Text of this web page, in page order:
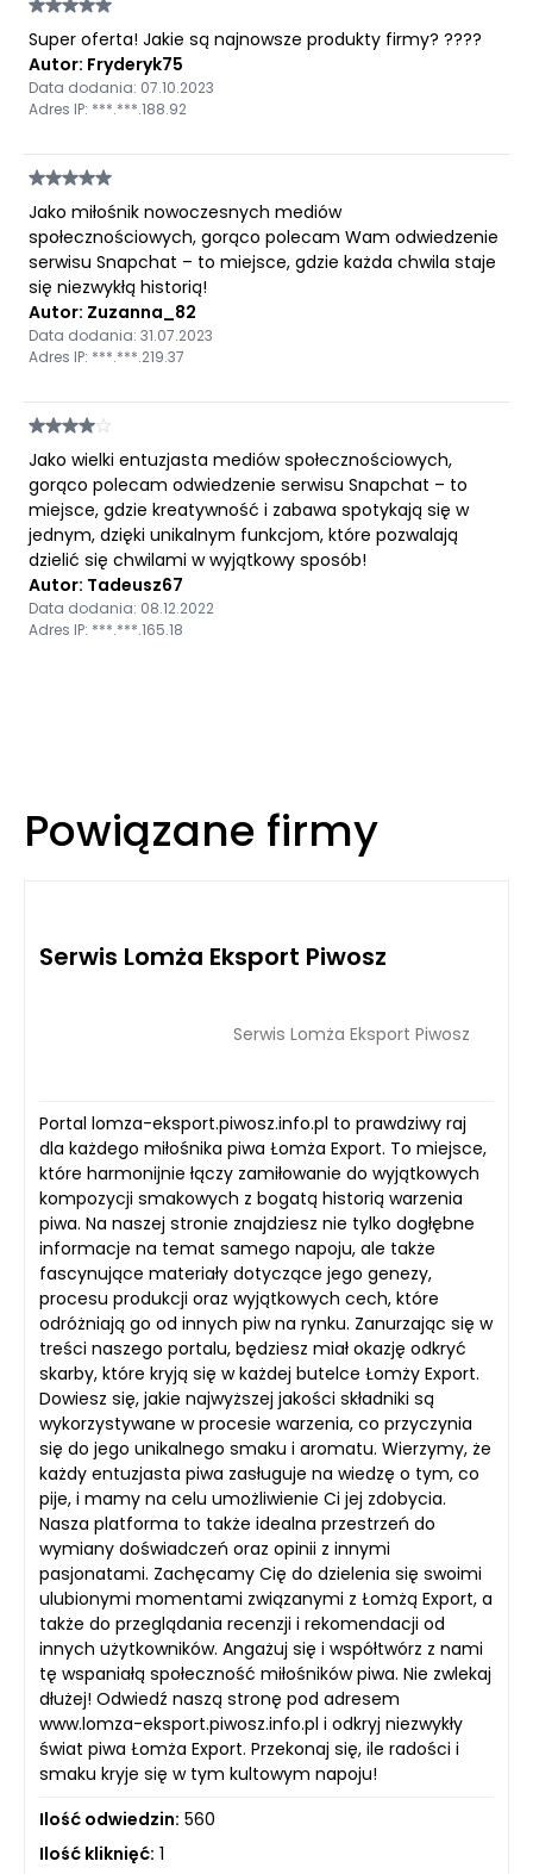
Super oferta! Jakie są najnowsze produkty firmy? ????
Autor: Fryderyk75
Data dodania: 07.10.2023
Adres IP: ***.***.188.92
Jako miłośnik nowoczesnych mediów
społecznościowych, gorąco polecam Wam odwiedzenie
serwisu Snapchat – to miejsce, gdzie każda chwila staje
się niezwykłą historią!
Autor: Zuzanna_82
Data dodania: 31.07.2023
Adres IP: ***.***.219.37
Jako wielki entuzjasta mediów społecznościowych,
gorąco polecam odwiedzenie serwisu Snapchat – to
miejsce, gdzie kreatywność i zabawa spotykają się w
jednym, dzięki unikalnym funkcjom, które pozwalają
dzielić się chwilami w wyjątkowy sposób!
Autor: Tadeusz67
Data dodania: 08.12.2022
Adres IP: ***.***.165.18
Powiązane firmy
Serwis Lomża Eksport Piwosz
Serwis Lomża Eksport Piwosz
Portal lomza-eksport.piwosz.info.pl to prawdziwy raj
dla każdego miłośnika piwa Łomża Export. To miejsce,
które harmonijnie łączy zamiłowanie do wyjątkowych
kompozycji smakowych z bogatą historią warzenia
piwa. Na naszej stronie znajdziesz nie tylko dogłębne
informacje na temat samego napoju, ale także
fascynujące materiały dotyczące jego genezy,
procesu produkcji oraz wyjątkowych cech, które
odróżniają go od innych piw na rynku. Zanurzając się w
treści naszego portalu, będziesz miał okazję odkryć
skarby, które kryją się w każdej butelce Łomży Export.
Dowiesz się, jakie najwyższej jakości składniki są
wykorzystywane w procesie warzenia, co przyczynia
się do jego unikalnego smaku i aromatu. Wierzymy, że
każdy entuzjasta piwa zasługuje na wiedzę o tym, co
pije, i mamy na celu umożliwienie Ci jej zdobycia.
Nasza platforma to także idealna przestrzeń do
wymiany doświadczeń oraz opinii z innymi
pasjonatami. Zachęcamy Cię do dzielenia się swoimi
ulubionymi momentami związanymi z Łomżą Export, a
także do przeglądania recenzji i rekomendacji od
innych użytkowników. Angażuj się i współtwórz z nami
tę wspaniałą społeczność miłośników piwa. Nie zwlekaj
dłużej! Odwiedź naszą stronę pod adresem
www.lomza-eksport.piwosz.info.pl i odkryj niezwykły
świat piwa Łomża Export. Przekonaj się, ile radości i
smaku kryje się w tym kultowym napoju!
Ilość odwiedzin: 560
Ilość kliknięć: 1